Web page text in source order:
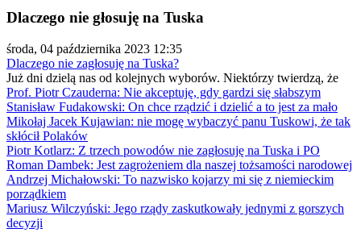
Dlaczego nie głosuję na Tuska
środa, 04 października 2023 12:35
Dlaczego nie zagłosuję na Tuska?
Już dni dzielą nas od kolejnych wyborów. Niektórzy twierdzą, że
Prof. Piotr Czauderna: Nie akceptuję, gdy gardzi się słabszym
Stanisław Fudakowski: On chce rządzić i dzielić a to jest za mało
Mikołaj Jacek Kujawian: nie mogę wybaczyć panu Tuskowi, że tak
skłócił Polaków
Piotr Kotlarz: Z trzech powodów nie zagłosuję na Tuska i PO
Roman Dambek: Jest zagrożeniem dla naszej tożsamości narodowej
Andrzej Michałowski: To nazwisko kojarzy mi się z niemieckim
porządkiem
Mariusz Wilczyński: Jego rządy zaskutkowały jednymi z gorszych
decyzji